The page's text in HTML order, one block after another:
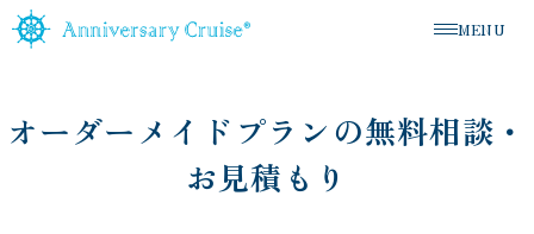
メニューを
MENU
オーダーメイドプランの無料相談・
お見積もり